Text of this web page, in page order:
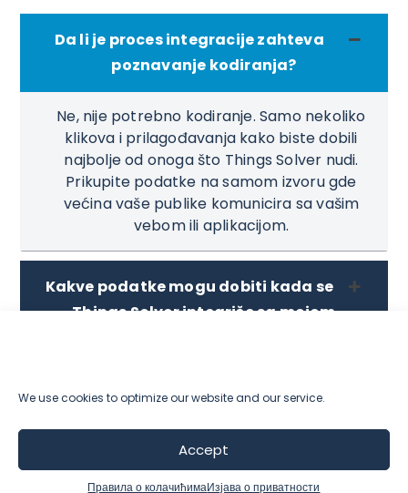
We use cookies to optimize our website and our service.
Accept
Правила о колачићимаИзјава о приватности
Da li je proces integracije zahteva
poznavanje kodiranja?
Ne, nije potrebno kodiranje. Samo nekoliko
klikova i prilagođavanja kako biste dobili
najbolje od onoga što Things Solver nudi.
Prikupite podatke na samom izvoru gde
većina vaše publike komunicira sa vašim
vebom ili aplikacijom.
Kakve podatke mogu dobiti kada se
Things Solver integriše sa mojom
Politika privatnosti
Sporazum o obradi podataka
Uslovi korišćenja
Politika podrške
Politika integrisanog menadžment sistema
ISO 27701